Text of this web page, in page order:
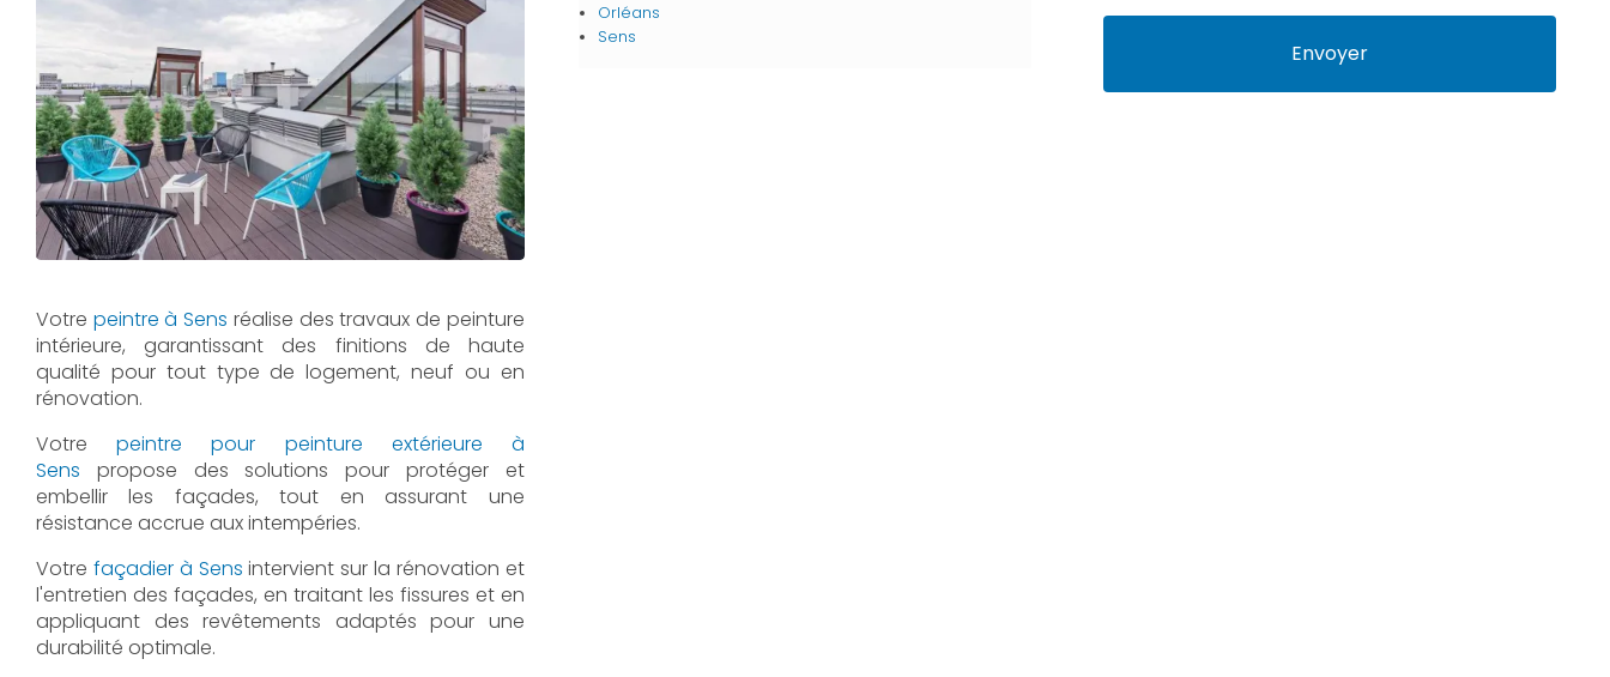
Votre peintre à Sens réalise des travaux de peinture
intérieure, garantissant des finitions de haute
qualité pour tout type de logement, neuf ou en
rénovation.
Votrepeintre pour peinture extérieure à
Sens propose des solutions pour protéger et
embellir les façades, tout en assurant une
résistance accrue aux intempéries.
Votre façadier à Sens intervient sur la rénovation et
l'entretien des façades, en traitant les fissures et en
appliquant des revêtements adaptés pour une
durabilité optimale.
Orléans
Sens